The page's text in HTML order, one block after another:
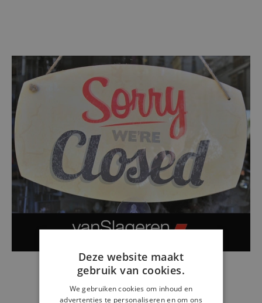
Deze website maakt
gebruik van cookies.
We gebruiken cookies om inhoud en
advertenties te personaliseren en om ons